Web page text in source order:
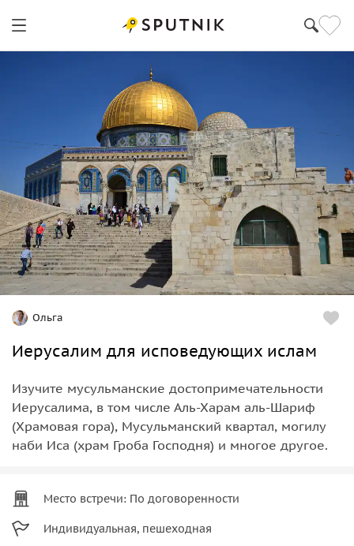
Ольга
Иерусалим для исповедующих ислам
Изучите мусульманские достопримечательности
Иерусалима, в том числе Аль-Харам аль-Шариф
(Храмовая гора), Мусульманский квартал, могилу
наби Иса (храм Гроба Господня) и многое другое.
Место встречи: По договоренности
Индивидуальная, пешеходная